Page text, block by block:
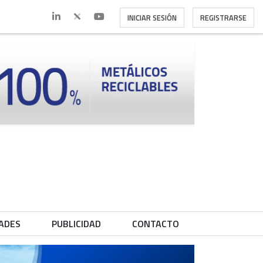
INICIAR SESIÓN REGISTRARSE
PUBLICIDAD CONTACTO